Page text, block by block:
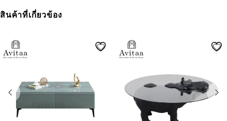
สินค้าที่เกี่ยวข้อง